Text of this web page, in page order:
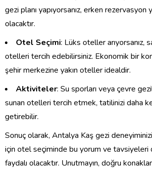
gezi planı yapıyorsanız, erken rezervasyon
olacaktır.
Otel Seçimi: Lüks oteller arıyorsanız,
otelleri tercih edebilirsiniz. Ekonomik bir
şehir merkezine yakın oteller idealdir.
Aktiviteler: Su sporları veya çevre
sunan otelleri tercih etmek, tatilinizi daha
getirebilir.
Sonuç olarak, Antalya Kaş gezi
için otel seçiminde bu yorum ve tavsiyeleri
faydalı olacaktır. Unutmayın, doğru